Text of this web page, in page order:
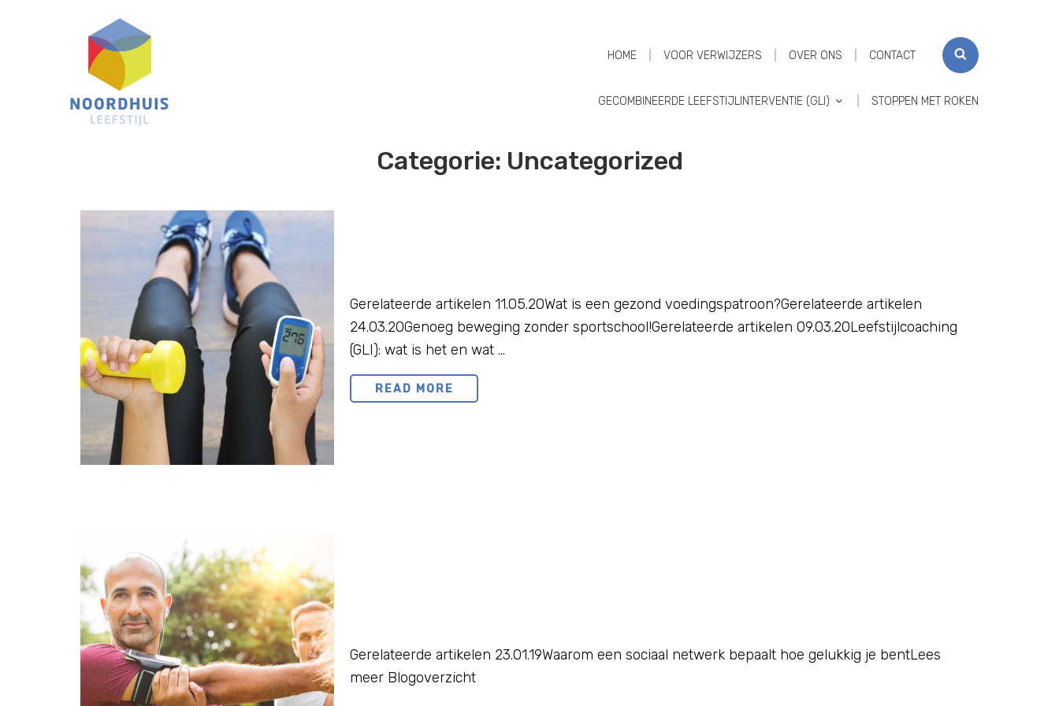
Noordhuis
Leefstijl
HOME VOOR VERWIJZERS OVER ONS CONTACT
GECOMBINEERDE LEEFSTIJLINTERVENTIE (GLI) STOPPEN MET ROKEN
SEARCH
Categorie: Uncategorized
Gerelateerde artikelen 11.05.20Wat is een gezond voedingspatroon?Gerelateerde artikelen
24.03.20Genoeg beweging zonder sportschool!Gerelateerde artikelen 09.03.20Leefstijlcoaching
(GLI): wat is het en wat …
READ MORE
EN
Gerelateerde artikelen 23.01.19Waarom een sociaal netwerk bepaalt hoe gelukkig je bentLees
meer Blogoverzicht